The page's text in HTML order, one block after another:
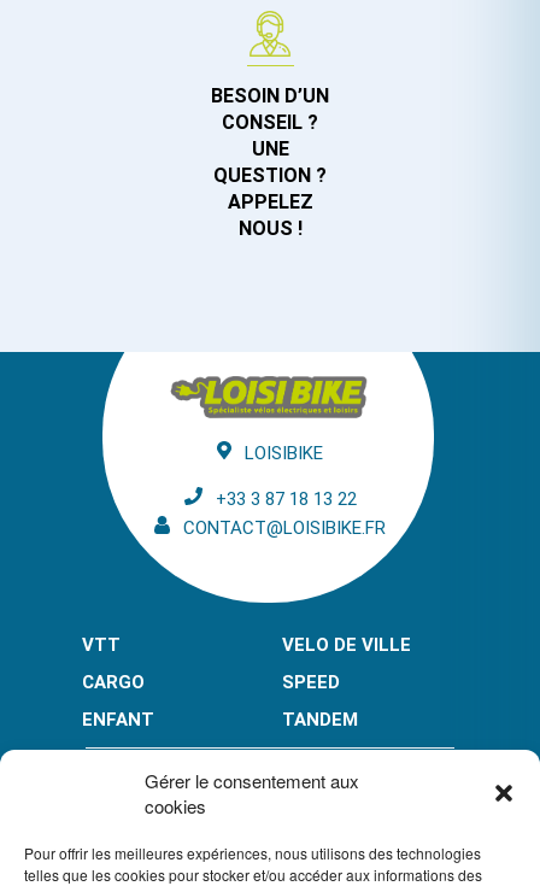
Gérer le consentement aux
cookies
Pour offrir les meilleures expériences, nous utilisons des technologies
telles que les cookies pour stocker et/ou accéder aux informations des
BESOIN D’UN
CONSEIL ?
UNE
QUESTION ?
APPELEZ
NOUS !
LOISIBIKE
+33 3 87 18 13 22
CONTACT@LOISIBIKE.FR
VTT
VELO DE VILLE
CARGO
SPEED
ENFANT
TANDEM
PAIEMENT EN PLUSIEURS FOIS* :
LIMITÉ À 3000 € POUR LE 10X. LIMITÉ À 6000 € POUR LE 3X ET 4X.